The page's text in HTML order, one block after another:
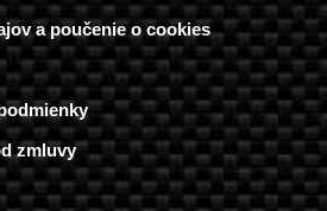
a poučenie o cookies
zmluvy